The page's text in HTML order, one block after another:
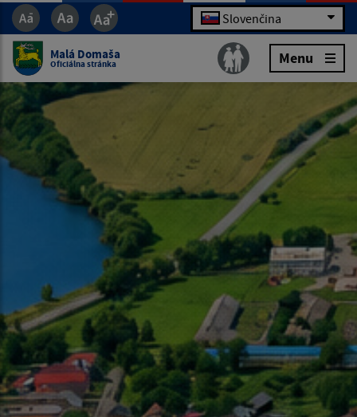
Slovenčina
Malá Domaša
Oficiálna stránka Menu